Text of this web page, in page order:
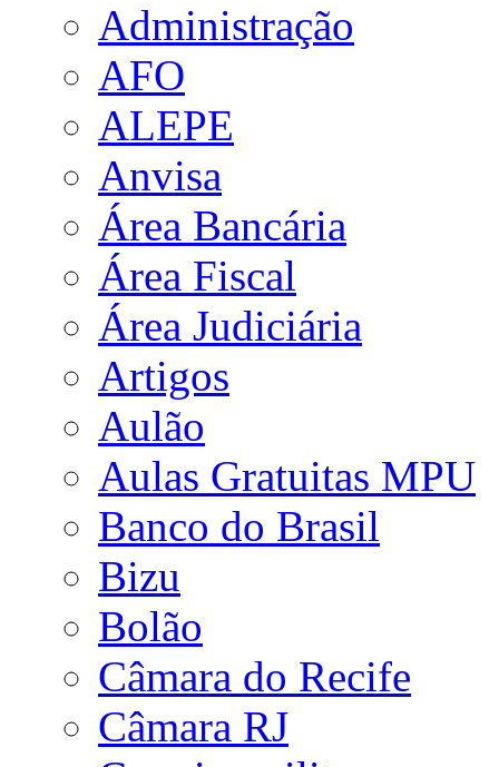
Administração
AFO
ALEPE
Anvisa
Área Bancária
Área Fiscal
Área Judiciária
Artigos
Aulão
Aulas Gratuitas MPU
Banco do Brasil
Bizu
Bolão
Câmara do Recife
Câmara RJ